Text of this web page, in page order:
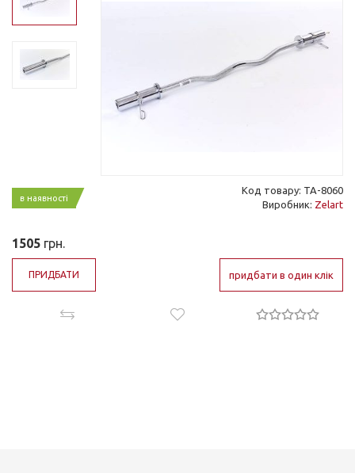
в наявності
Код товару: TA-8060
Виробник: Zelart
1505 грн.
ПРИДБАТИ придбати в один клік